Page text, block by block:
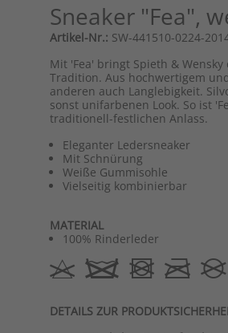
Sneaker "Fea",
Artikel-Nr.: SW-441510-0224-
Mit 'Fea' bringt Spieth &
Tradition. Aus hochwertigem
anderen auch Langlebigkeit.
sonst unifarbenen Look. So ist
traditionell-festlichen Anlass.
Eleganter Ledersneaker
Mit Schnürung
Weiße Gummisohle
Vielseitig kombinierbar
MATERIAL
100% Rinderleder
DETAILS ZUR